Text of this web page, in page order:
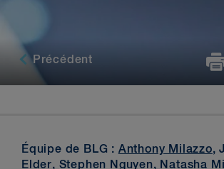
Précédent
Équipe de BLG : Anthony Milazzo,
Elder, Stephen Nguyen, Natasha